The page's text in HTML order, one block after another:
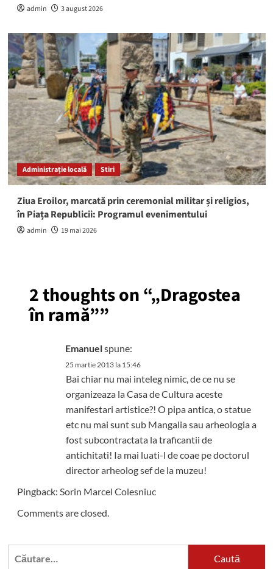
admin 3 august 2026
Administrație locală Stiri
Ziua Eroilor, marcată prin ceremonial militar și religios,
în Piața Republicii: Programul evenimentului
admin 19 mai 2026
2 thoughts on “„Dragostea
în ramă””
Emanuelspune:
25 martie 2013 la 15:46
Bai chiar nu mai inteleg nimic, de ce nu se
organizeaza la Casa de Cultura aceste
manifestari artistice?! O pipa antica, o statue
etc nu mai sunt sub Mangalia sau arheologia a
fost subcontractata la traficantii de
antichitati! Ia mai luati-l de coae pe doctorul
director arheolog sef de la muzeu!
Pingback: Sorin Marcel Colesniuc
Comments are closed.
Caută